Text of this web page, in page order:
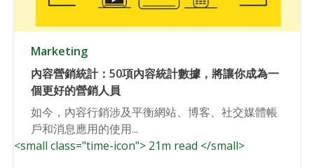
Marketing
內容營銷統計：50項內容統計數據，將讓你成為一
個更好的營銷人員
如今，內容行銷涉及平衡網站、博客、社交媒體帳
戶和消息應用的使用...
<small class="time-icon"> 21m read </small>